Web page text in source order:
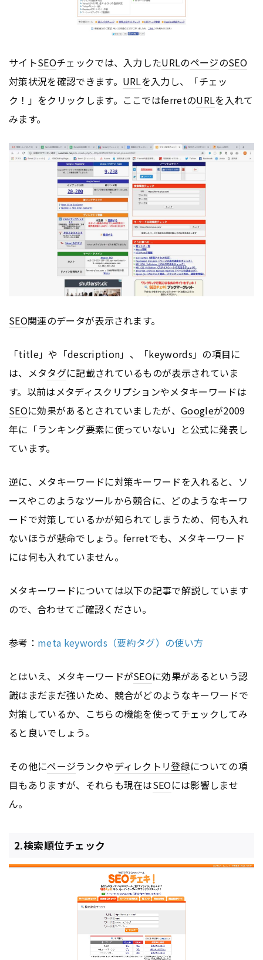
サイトSEOチェックでは、入力したURLのページのSEO
対策状況を確認できます。 URLを入力し、「チェッ
ク！」をクリックします。ここではferretのURLを入れて
みます。
SEO関連のデータが表示されます。
「title」や「description」、「keywords」の項目に
は、メタタグに記載されているものが表示されていま
す。以前はメタディスクリプションやメタキーワードは
SEOに効果があるとされていましたが、Googleが2009
年に「ランキング要素に使っていない」と公式に発表し
ています。
逆に、メタキーワードに対策キーワードを入れると、ソ
ースやこのようなツールから競合に、どのようなキーワ
ードで対策しているかが知られてしまうため、何も入れ
ないほうが懸命でしょう。ferretでも、メタキーワード
には何も入れていません。
メタキーワードについては以下の記事で解説しています
ので、合わせてご確認ください。
参考： meta keywords（要約タグ）の使い方
とはいえ、メタキーワードがSEOに効果があるという認
識はまだまだ強いため、競合がどのようなキーワードで
対策しているか、こちらの機能を使ってチェックしてみ
ると良いでしょう。
その他にページランクやディレクトリ登録についての項
目もありますが、それらも現在はSEOには影響しませ
ん。
2.検索順位チェック